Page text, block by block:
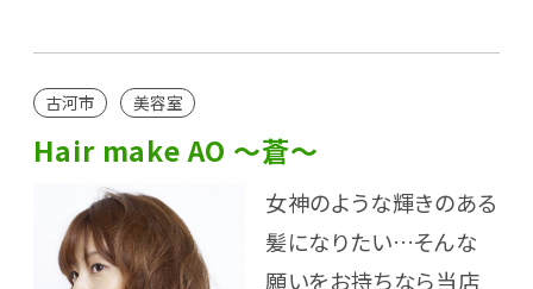
古河市 美容室
Hair make AO ～蒼～
女神のような輝きのある
髪になりたい…そんな
願いをお持ちなら当店